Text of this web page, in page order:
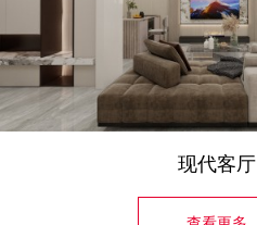
现代客厅